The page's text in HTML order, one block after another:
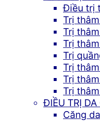
Điều trị
Trị
Trị
Trị
Trị
Trị
Trị
Trị
ĐIỀU TRỊ
Căng